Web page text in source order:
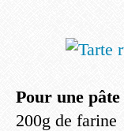
Pour une pâte
200g de farine